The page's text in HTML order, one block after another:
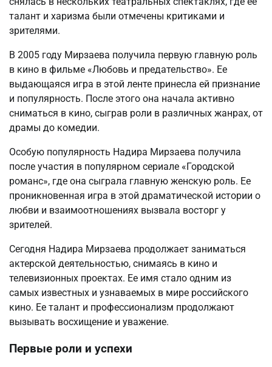
талант и харизма были отмечены критиками и
зрителями.
В 2005 году Мирзаева получила первую главную роль
в кино в фильме «Любовь и предательство». Ее
выдающаяся игра в этой ленте принесла ей признание
и популярность. После этого она начала активно
сниматься в кино, сыграв роли в различных жанрах, от
драмы до комедии.
Особую популярность Надира Мирзаева получила
после участия в популярном сериале «Городской
романс», где она сыграла главную женскую роль. Ее
проникновенная игра в этой драматической истории о
любви и взаимоотношениях вызвала восторг у
зрителей.
Сегодня Надира Мирзаева продолжает заниматься
актерской деятельностью, снимаясь в кино и
телевизионных проектах. Ее имя стало одним из
самых известных и узнаваемых в мире российского
кино. Ее талант и профессионализм продолжают
вызывать восхищение и уважение.
Первые роли и успехи